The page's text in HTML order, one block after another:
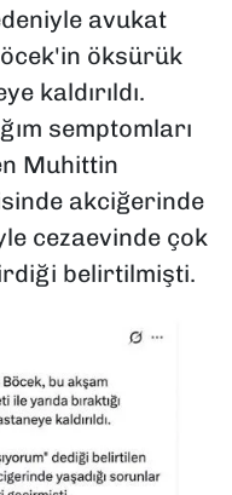
avukat
öksürük
kaldırıldı.
semptomları
Muhittin
akciğerinde
cezaevinde çok
belirtilmişti.